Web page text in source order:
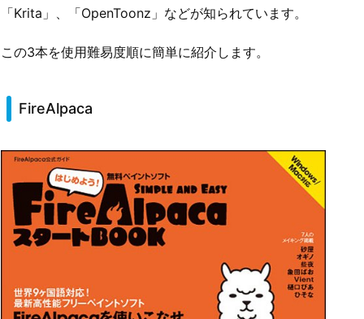
「Krita」、「OpenToonz」などが知られています。
この3本を使用難易度順に簡単に紹介します。
FireAlpaca